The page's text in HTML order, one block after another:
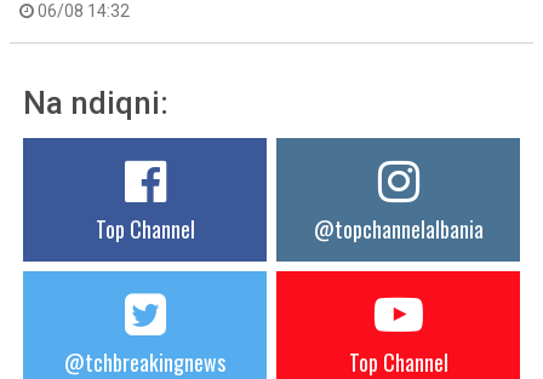
06/08 14:32
Na ndiqni:
Top Channel @topchannelalbania
@tchbreakingnews Top Channel